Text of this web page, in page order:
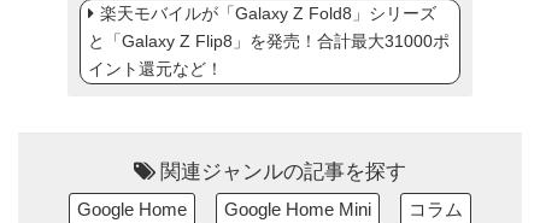
楽天モバイルが「Galaxy Z Fold8」シリーズ
と「Galaxy Z Flip8」を発売！合計最大31000ポ
イント還元など！
関連ジャンルの記事を探す
Google Home Google Home Mini コラム